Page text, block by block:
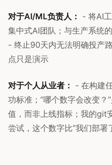
对于AI/ML负责人： - 将AI
集中式AI团队；与生产系统
- 终止90天内无法明确投产
点只是演示
对于个人从业者： - 在构建
功标准；”哪个数字会改变
值，而非上线指标；我的git
尝试，这个数字比”我们部署